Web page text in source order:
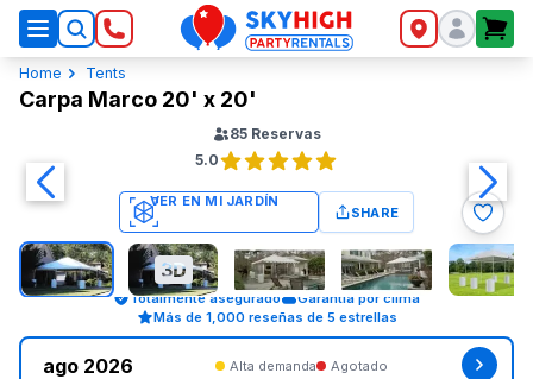
SkyHigh Logo
Home Tents
Carpa Marco 20' x 20'
85 Reservas
5.0
SHARE
Totalmente asegurado
Garantía por clima
Más de 1,000 reseñas de 5 estrellas
ago 2026 Alta demanda Agotado